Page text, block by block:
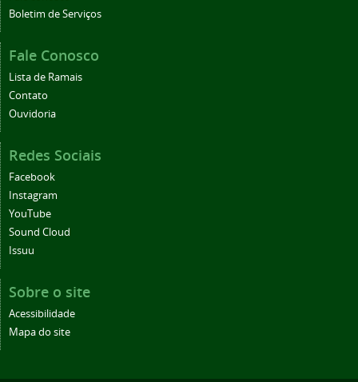
Boletim de Serviços
Fale Conosco
Lista de Ramais
Contato
Ouvidoria
Redes Sociais
Facebook
Instagram
YouTube
Sound Cloud
Issuu
Sobre o site
Acessibilidade
Mapa do site